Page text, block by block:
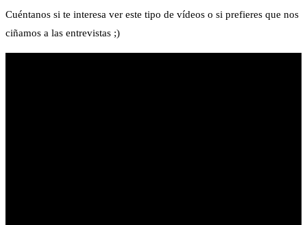
Cuéntanos si te interesa ver este tipo de vídeos o si prefieres que nos
ciñamos a las entrevistas ;)